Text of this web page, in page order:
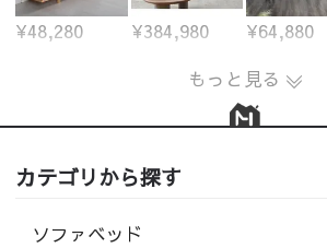
¥48,280 ¥384,980 ¥64,880
もっと見る
カテゴリから探す
ソファベッド